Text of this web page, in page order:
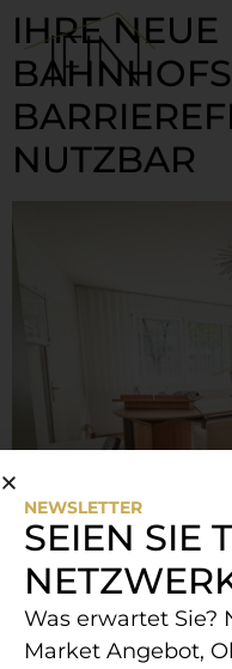
IHRE NEUE
NUTZBAR
5 Zimmer 99,81 m²
Ausstattung:
etc.
NEWSLETTER
SEIEN SIE
Was erwartet Sie?
Market Angebot,